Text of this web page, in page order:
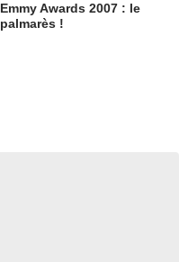
Emmy Awards 2007 : le
palmarès !